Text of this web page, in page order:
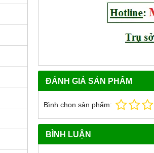
ĐÁNH GIÁ SẢN PHẨM
Bình chọn sản phẩm:
BÌNH LUẬN